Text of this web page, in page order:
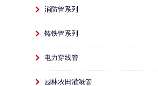
消防管系列
铸铁管系列
电力穿线管
园林农田灌溉管